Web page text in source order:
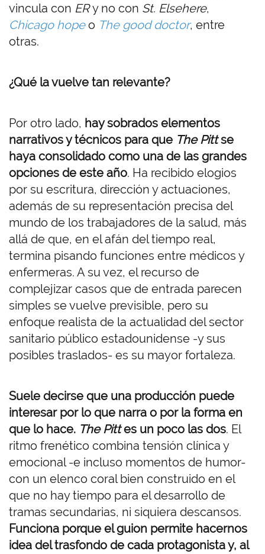
vincula con ERy no con St. Elsehere,
Chicago hopeo The good doctor, entre
otras.
¿Qué la vuelve tan relevante?
Por otro lado, hay sobrados elementos
narrativos y técnicos para que The Pittse
haya consolidado como una de las grandes
opciones de este año. Ha recibido elogios
por su escritura, dirección y actuaciones,
además de su representación precisa del
mundo de los trabajadores de la salud, más
allá de que, en el afán del tiempo real,
termina pisando funciones entre médicos y
enfermeras. A su vez, el recurso de
complejizar casos que de entrada parecen
simples se vuelve previsible, pero su
enfoque realista de la actualidad del sector
sanitario público estadounidense -y sus
posibles traslados- es su mayor fortaleza.
Suele decirse que una producción puede
interesar por lo que narra o por la forma en
que lo hace. The Pittes un poco las dos. El
ritmo frenético combina tensión clínica y
emocional -e incluso momentos de humor-
con un elenco coral bien construido en el
que no hay tiempo para el desarrollo de
tramas secundarias, ni siquiera descansos.
Funciona porque el guion permite hacernos
idea del trasfondo de cada protagonista y, al